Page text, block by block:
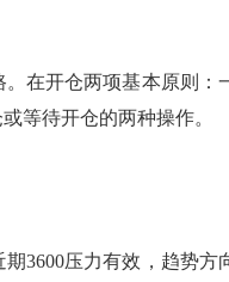
在开仓两项基本原则：
等待开仓的两种操作。
3600压力有效，趋势方